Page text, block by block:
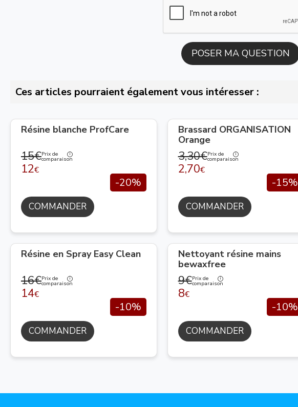
Ces articles pourraient également vous intéresser :
Résine blanche ProfCare
15€Prix de
comparaison
12€
-20%
COMMANDER
Brassard ORGANISATION
Orange
3,30€Prix de
comparaison
2,70€
-15%
COMMANDER
Résine en Spray Easy Clean
16€Prix de
comparaison
14€
-10%
COMMANDER
Nettoyant résine mains
bewaxfree
9€Prix de
comparaison
8€
-10%
COMMANDER